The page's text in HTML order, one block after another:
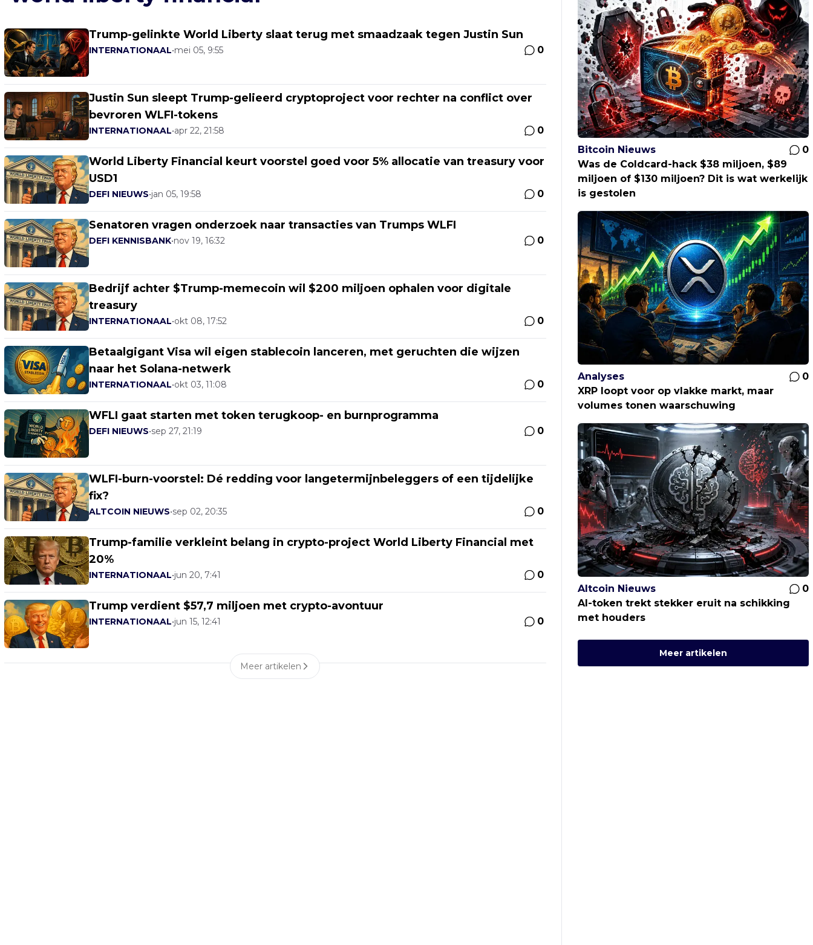
Trump-gelinkte World Liberty slaat terug met smaadzaak tegen Justin Sun
INTERNATIONAAL•mei 05, 9:55 0
Justin Sun sleept Trump-gelieerd cryptoproject voor rechter na conflict over
bevroren WLFI-tokens
INTERNATIONAAL•apr 22, 21:58 0
World Liberty Financial keurt voorstel goed voor 5% allocatie van treasury voor
USD1
DEFI NIEUWS•jan 05, 19:58 0
Senatoren vragen onderzoek naar transacties van Trumps WLFI
DEFI KENNISBANK•nov 19, 16:32 0
Bedrijf achter $Trump-memecoin wil $200 miljoen ophalen voor digitale
treasury
INTERNATIONAAL•okt 08, 17:52 0
Betaalgigant Visa wil eigen stablecoin lanceren, met geruchten die wijzen
naar het Solana-netwerk
INTERNATIONAAL•okt 03, 11:08 0
WFLI gaat starten met token terugkoop- en burnprogramma
DEFI NIEUWS•sep 27, 21:19 0
WLFI-burn-voorstel: Dé redding voor langetermijnbeleggers of een tijdelijke
fix?
ALTCOIN NIEUWS•sep 02, 20:35 0
Trump-familie verkleint belang in crypto-project World Liberty Financial met
20%
INTERNATIONAAL•jun 20, 7:41 0
Trump verdient $57,7 miljoen met crypto-avontuur
INTERNATIONAAL•jun 15, 12:41 0
Meer artikelen
Bitcoin Nieuws
0
Was de Coldcard-hack $38 miljoen, $89
miljoen of $130 miljoen? Dit is wat werkelijk
is gestolen
Analyses
0
XRP loopt voor op vlakke markt, maar
volumes tonen waarschuwing
Altcoin Nieuws
0
AI-token trekt stekker eruit na schikking
met houders
Meer artikelen